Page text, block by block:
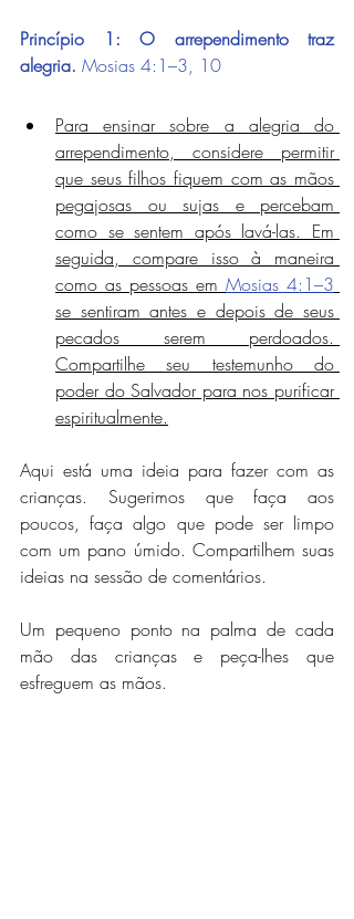
Princípio 1: O arrependimento traz
alegria. Mosias 4:1–3, 10
Para ensinar sobre a alegria do
arrependimento, considere permitir
que seus filhos fiquem com as mãos
pegajosas ou sujas e percebam
como se sentem após lavá-las. Em
seguida, compare isso à maneira
como as pessoas em Mosias 4:1–3
se sentiram antes e depois de seus
pecados serem perdoados.
Compartilhe seu testemunho do
poder do Salvador para nos purificar
espiritualmente.
Aqui está uma ideia para fazer com as
crianças. Sugerimos que faça aos
poucos, faça algo que pode ser limpo
com um pano úmido. Compartilhem suas
ideias na sessão de comentários.
Um pequeno ponto na palma de cada
mão das crianças e peça-lhes que
esfreguem as mãos.